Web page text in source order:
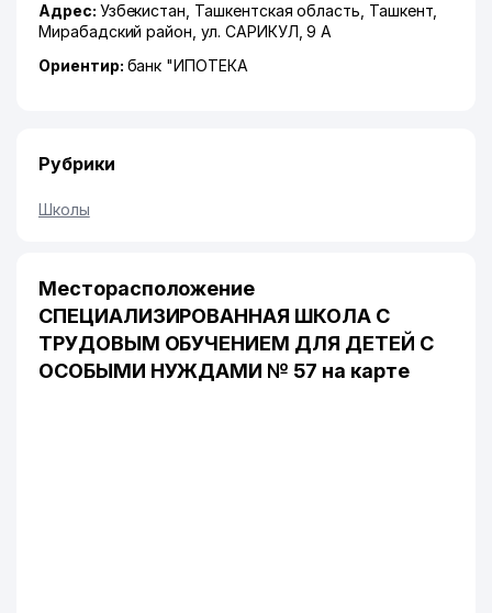
Адрес: Узбекистан, Ташкентская область Ташкент,
Мирабадский район ,ул. САРИКУЛ , 9 А
Ориентир: банк "ИПОТЕКА
Рубрики
Школы
Месторасположение
СПЕЦИАЛИЗИРОВАННАЯ ШКОЛА С
ТРУДОВЫМ ОБУЧЕНИЕМ ДЛЯ ДЕТЕЙ С
ОСОБЫМИ НУЖДАМИ № 57 на карте